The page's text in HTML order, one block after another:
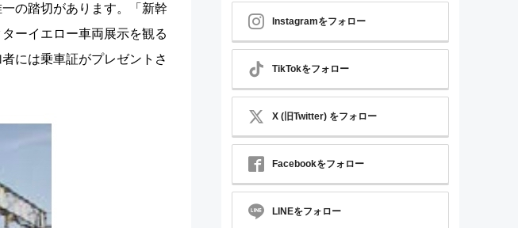
の踏切があります。「新幹
ーイエロー車両展示を観る
には乗車証がプレゼントさ
Instagramをフォロー
TikTokをフォロー
X (旧Twitter) をフォロー
Facebookをフォロー
LINEをフォロー